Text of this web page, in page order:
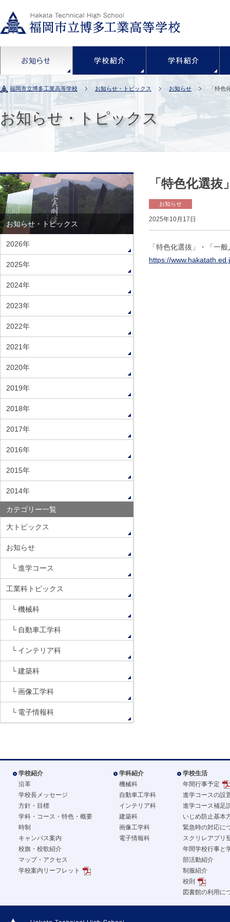
福岡市立博多工業高等学校 お知らせ・トピックス お知らせ 「特色
お知らせ・トピックス
「特色化選
お知らせ
2025年10月17日
「特色化選抜」・「一
https://
お知らせ・トピックス
2026年
2025年
2024年
2023年
2022年
2021年
2020年
2019年
2018年
2017年
2016年
2015年
2014年
カテゴリー一覧
大トピックス
お知らせ
進学コース
工業科トピックス
機械科
自動車工学科
インテリア科
建築科
画像工学科
電子情報科
学校紹介
沿革
学校長メッセージ
方針・目標
学科・コース・特色・概要
時制
キャンパス案内
校旗・校歌紹介
マップ・アクセス
学校案内リーフレット
学科紹介
機械科
自動車工学科
インテリア科
建築科
画像工学科
電子情報科
学校生活
年間行事予定
進学コースの設
進学コース補足
いじめ防止基本
緊急時の対応に
スクリレアプリ
年間学校行事と
部活動紹介
制服紹介
校則
図書館の利用に